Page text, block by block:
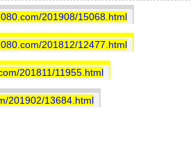
201908/15068.html
201812/12477.html
201811/11955.html
201902/13684.html